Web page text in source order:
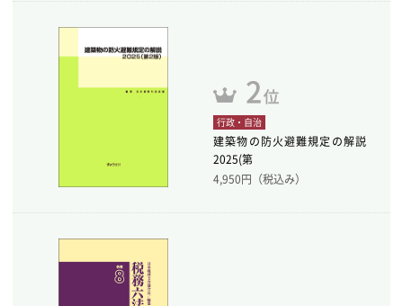
行政・自治
建築物の防火避難規定の解説
2025(第
4,950円（税込み）